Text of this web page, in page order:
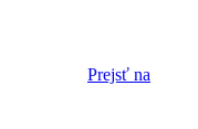
Prejsť na